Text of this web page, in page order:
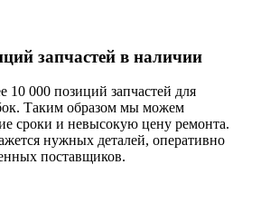
запчастей в наличии
10 000 позиций запчастей для
Таким образом мы можем
сроки и невысокую цену ремонта.
нужных деталей, оперативно
поставщиков.